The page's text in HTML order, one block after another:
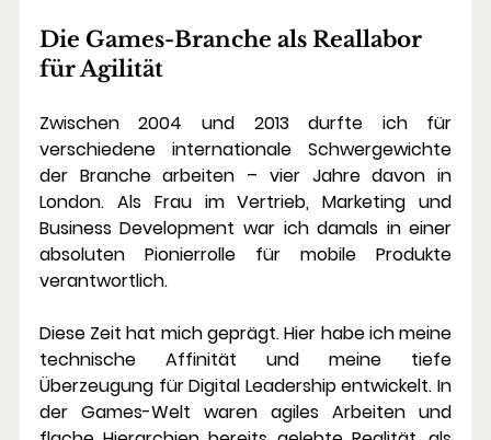
Die Games-Branche als Reallabor
für Agilität
Zwischen 2004 und 2013 durfte ich für
verschiedene internationale Schwergewichte
der Branche arbeiten – vier Jahre davon in
London. Als Frau im Vertrieb, Marketing und
Business Development war ich damals in einer
absoluten Pionierrolle für mobile Produkte
verantwortlich.
Diese Zeit hat mich geprägt. Hier habe ich meine
technische Affinität und meine tiefe
Überzeugung für Digital Leadership entwickelt. In
der Games-Welt waren agiles Arbeiten und